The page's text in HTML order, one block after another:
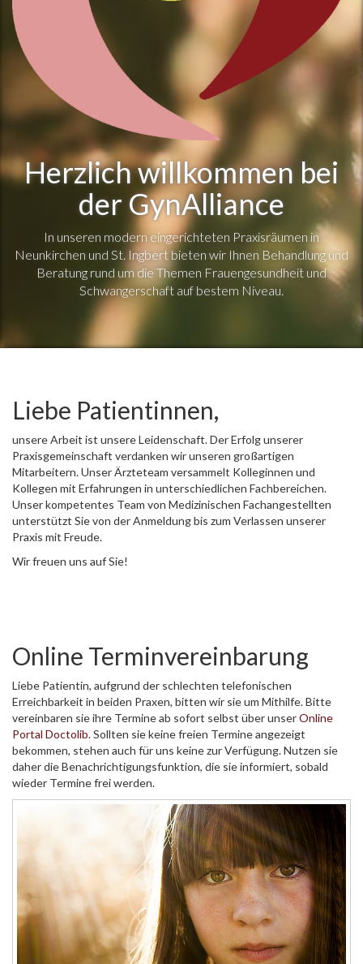
Herzlich willkommen bei
der GynAlliance
In unseren modern eingerichteten Praxisräumen in
Neunkirchen und St. Ingbert bieten wir Ihnen Behandlung und
Beratung rund um die Themen Frauengesundheit und
Schwangerschaft auf bestem Niveau.
Liebe Patientinnen,
unsere Arbeit ist unsere Leidenschaft. Der Erfolg unserer
Praxisgemeinschaft verdanken wir unseren großartigen
Mitarbeitern. Unser Ärzteteam versammelt Kolleginnen und
Kollegen mit Erfahrungen in unterschiedlichen Fachbereichen.
Unser kompetentes Team von Medizinischen Fachangestellten
unterstützt Sie von der Anmeldung bis zum Verlassen unserer
Praxis mit Freude.
Wir freuen uns auf Sie!
Online Terminvereinbarung
Liebe Patientin, aufgrund der schlechten telefonischen
Erreichbarkeit in beiden Praxen, bitten wir sie um Mithilfe. Bitte
vereinbaren sie ihre Termine ab sofort selbst über unserOnline
Portal Doctolib. Sollten sie keine freien Termine angezeigt
bekommen, stehen auch für uns keine zur Verfügung. Nutzen sie
daher die Benachrichtigungsfunktion, die sie informiert, sobald
wieder Termine frei werden.